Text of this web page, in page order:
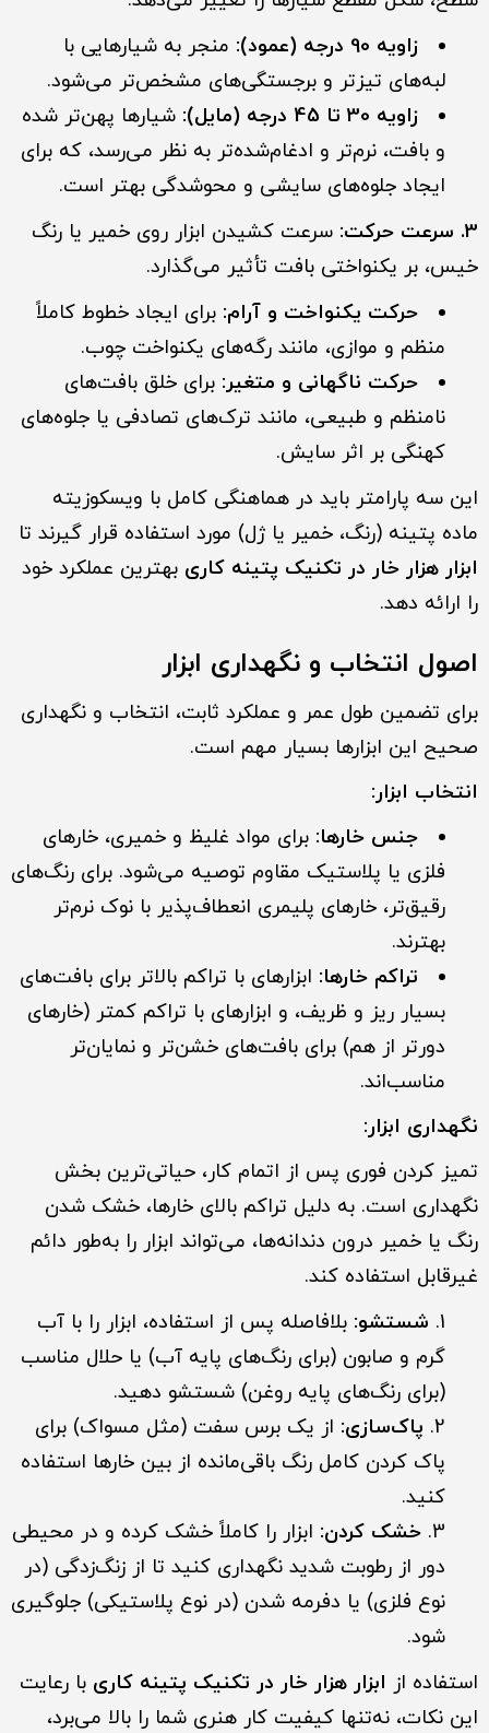
زاویه 90 درجه (عمود):
منجر به شیارهایی با
لبه‌های تیزتر و برجستگی‌های مشخص‌تر می‌شود.
زاویه 30 تا 45 درجه (مایل):
شیارها پهن‌تر شده
و بافت، نرم‌تر و ادغام‌شده‌تر به نظر می‌رسد، که برای
ایجاد جلوه‌های سایشی و محوشدگی بهتر است.
3. سرعت حرکت:
سرعت کشیدن ابزار روی خمیر یا رنگ
خیس، بر یکنواختی بافت تأثیر می‌گذارد.
حرکت یکنواخت و آرام: برای ایجاد خطوط کاملاً
منظم و موازی، مانند رگه‌های یکنواخت چوب.
حرکت ناگهانی و متغیر: برای خلق بافت‌های
نامنظم و طبیعی، مانند ترک‌های تصادفی یا جلوه‌های
کهنگی بر اثر سایش.
این سه پارامتر باید در هماهنگی کامل با ویسکوزیته
ماده پتینه (رنگ، خمیر یا ژل) مورد استفاده قرار گیرند تا
ابزار هزار خار در تکنیک پتینه کاری بهترین عملکرد خود
را ارائه دهد.
اصول انتخاب و نگهداری ابزار
برای تضمین طول عمر و عملکرد ثابت، انتخاب و نگهداری
صحیح این ابزارها بسیار مهم است.
انتخاب ابزار:
جنس خارها: برای مواد غلیظ و خمیری، خارهای
فلزی یا پلاستیک مقاوم توصیه می‌شود. برای رنگ‌های
رقیق‌تر، خارهای پلیمری انعطاف‌پذیر با نوک نرم‌تر
بهترند.
تراکم خارها: ابزارهای با تراکم بالاتر برای بافت‌های
بسیار ریز و ظریف، و ابزارهای با تراکم کمتر (خارهای
دورتر از هم) برای بافت‌های خشن‌تر و نمایان‌تر
مناسب‌اند.
نگهداری ابزار:
تمیز کردن فوری پس از اتمام کار، حیاتی‌ترین بخش
نگهداری است. به دلیل تراکم بالای خارها، خشک شدن
رنگ یا خمیر درون دندانه‌ها، می‌تواند ابزار را به‌طور دائم
غیرقابل استفاده کند.
شستشو: بلافاصله پس از استفاده، ابزار را با آب
گرم و صابون (برای رنگ‌های پایه آب) یا حلال مناسب
(برای رنگ‌های پایه روغن) شستشو دهید.
پاک‌سازی: از یک برس سفت (مثل مسواک) برای
پاک کردن کامل رنگ باقی‌مانده از بین خارها استفاده
کنید.
خشک کردن: ابزار را کاملاً خشک کرده و در محیطی
دور از رطوبت شدید نگهداری کنید تا از زنگ‌زدگی (در
نوع فلزی) یا دفرمه شدن (در نوع پلاستیکی) جلوگیری
شود.
استفاده از ابزار هزار خار در تکنیک پتینه کاری با رعایت
این نکات، نه‌تنها کیفیت کار هنری شما را بالا می‌برد،